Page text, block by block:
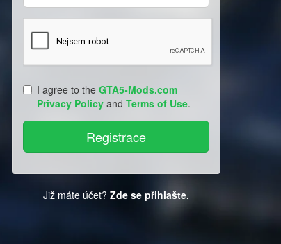
I agree to the GTA5-Mods.com
Privacy Policy and Terms of Use.
Již máte účet? Zde se přihlašte.